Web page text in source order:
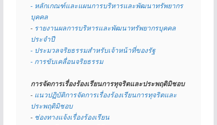
- หลักเกณฑ์และแผนการบริหารและพัฒนาทรัพยากร
บุคคล
- รายงานผลการบริหารและพัฒนาทรัพยากรบุคคล
ประจำปี
- ประมวลจริยธรรมสำหรับเจ้าหน้าที่ของรัฐ
- การขับเคลื่อนจริยธรรม
การจัดการเรื่องร้องเรียนการทุจริตและประพฤติมิชอบ
- แนวปฏิบัติการจัดการเรื่องร้องเรียนการทุจริตและ
ประพฤติมิชอบ
- ช่องทางแจ้งเรื่องร้องเรียน